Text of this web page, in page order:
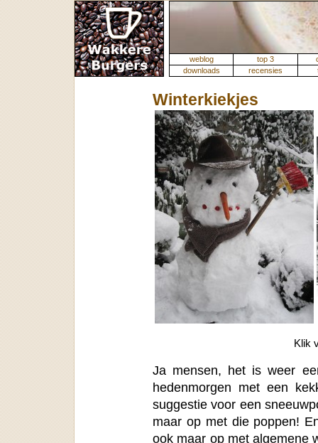
weblog top 3
downloads
recensies
Winterkiekjes
Klik
Ja mensen, het is weer
hedenmorgen met een
suggestie voor een
maar op met die poppen!
ook maar op met algemene